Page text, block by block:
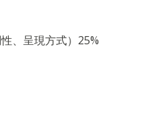
、呈現方式）25%